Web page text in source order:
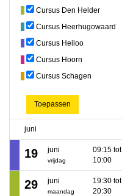
Cursus Den Helder
Cursus Heerhugowaard
Cursus Heiloo
Cursus Hoorn
Cursus Schagen
Toepassen
juni
19 juni
vrijdag
09:15 tot
10:00
29 juni
maandag
19:30 tot
20:30